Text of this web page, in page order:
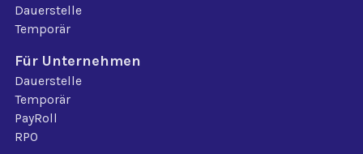
Dauerstelle
Temporär
Für Unternehmen
Dauerstelle
Temporär
PayRoll
RPO